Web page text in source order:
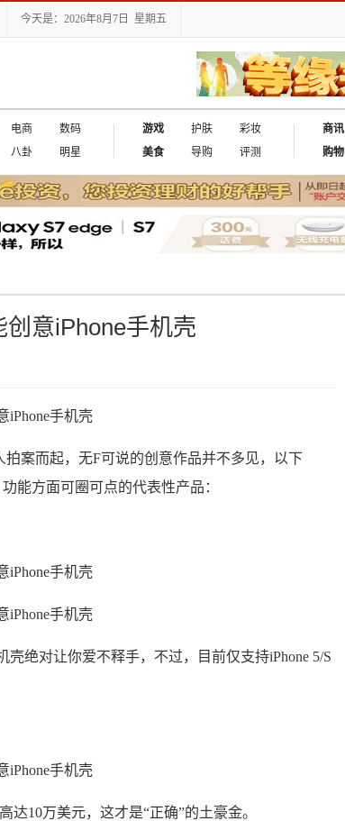
今天是：2026年8月7日 星期五
电商
数码
八卦 明星
游戏 护肤
彩妆
美食
导购 评测
商讯
购物
意iPhone手机壳
拍案而起，无F可说的创意作品并不多见，以下
能方面可圈可点的代表性产品：
绝对让你爱不释手，不过，目前仅支持iPhone 5/S
达10万美元，这才是“正确”的土豪金。